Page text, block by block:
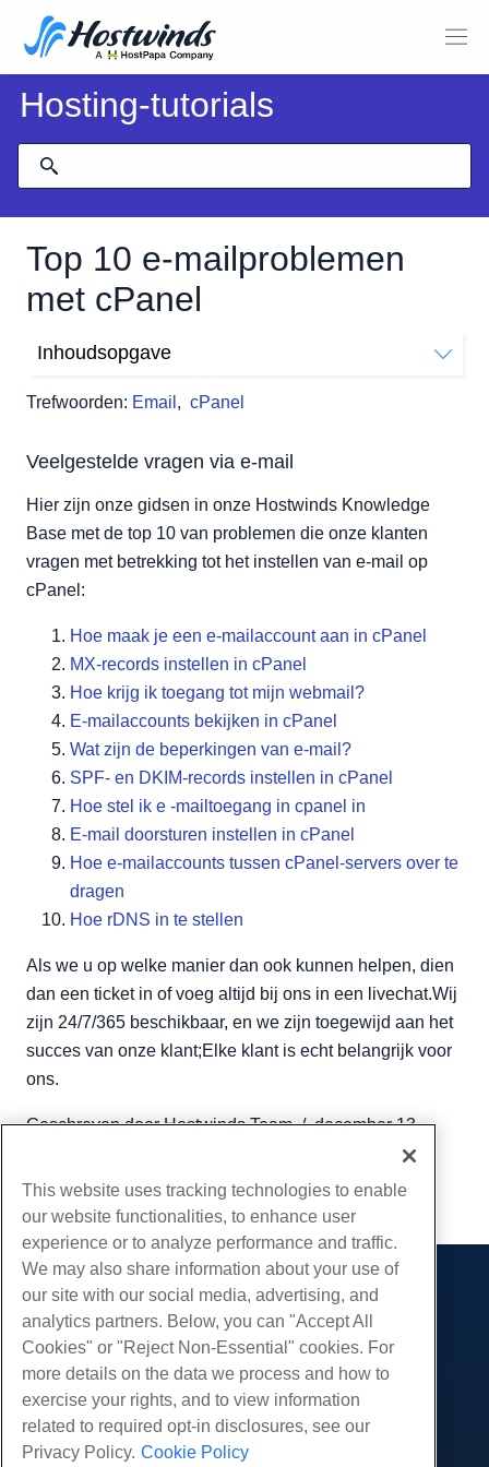
Hosting-tutorials
Top 10 e-mailproblemen
met cPanel
Trefwoorden: Email , cPanel
Inhoudsopgave
Veelgestelde vragen via e-mail
Hier zijn onze gidsen in onze Hostwinds Knowledge
Base met de top 10 van problemen die onze klanten
vragen met betrekking tot het instellen van e-mail op
cPanel:
Hoe maak je een e-mailaccount aan in cPanel
MX-records instellen in cPanel
Hoe krijg ik toegang tot mijn webmail?
E-mailaccounts bekijken in cPanel
Wat zijn de beperkingen van e-mail?
SPF- en DKIM-records instellen in cPanel
Hoe stel ik e -mailtoegang in cpanel in
E-mail doorsturen instellen in cPanel
Hoe e-mailaccounts tussen cPanel-servers over te
dragen
Hoe rDNS in te stellen
Als we u op welke manier dan ook kunnen helpen, dien
dan een ticket in of voeg altijd bij ons in een livechat.Wij
zijn 24/7/365 beschikbaar, en we zijn toegewijd aan het
succes van onze klant;Elke klant is echt belangrijk voor
ons.
Geschreven door Hostwinds Team/december 13,
Kopiëren URL
Producten
Web hosting
Zakelijke hosting
White Label-wederverkoper
Beheerde Linux VPS
Diensten
Website-migraties
Gemeenschap
Productdocumentatie
Tutorials
Bedrijf
Over ons
This website uses tracking technologies to enable
our website functionalities, to enhance user
experience or to analyze performance and traffic.
We may also share information about your use of
our site with our social media, advertising, and
analytics partners. Below, you can "Accept All
Cookies" or "Reject Non-Essential" cookies. For
more details on the data we process and how to
exercise your rights, and to view information
related to required opt-in disclosures, see our
Privacy Policy. Cookie Policy